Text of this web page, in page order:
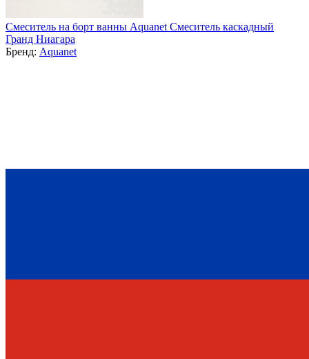
Смеситель на борт ванны Aquanet Смеситель каскадный
Гранд Ниагара
Бренд: Aquanet